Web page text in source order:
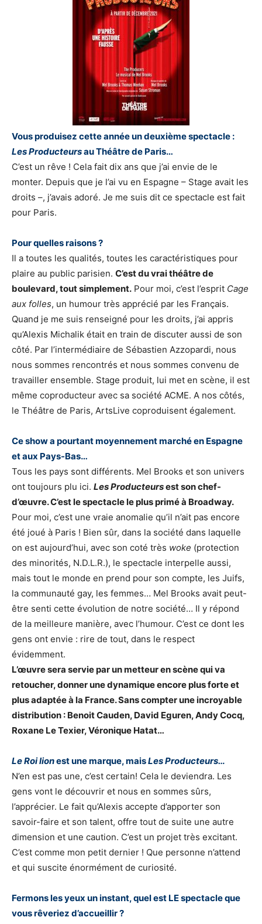
Vous produisez cette année un deuxième spectacle :
Les Producteursau Théâtre de Paris…
C’est un rêve ! Cela fait dix ans que j’ai envie de le
monter. Depuis que je l’ai vu en Espagne – Stage avait les
droits –, j’avais adoré. Je me suis dit ce spectacle est fait
pour Paris.
Pour quelles raisons ?
Il a toutes les qualités, toutes les caractéristiques pour
plaire au public parisien. C’est du vrai théâtre de
boulevard, tout simplement. Pour moi, c’est l’esprit Cage
aux folles, un humour très apprécié par les Français.
Quand je me suis renseigné pour les droits, j’ai appris
qu’Alexis Michalik était en train de discuter aussi de son
côté. Par l’intermédiaire de Sébastien Azzopardi, nous
nous sommes rencontrés et nous sommes convenu de
travailler ensemble. Stage produit, lui met en scène, il est
même coproducteur avec sa société ACME. A nos côtés,
le Théâtre de Paris, ArtsLive coproduisent également.
Ce show a pourtant moyennement marché en Espagne
et aux Pays-Bas…
Tous les pays sont différents. Mel Brooks et son univers
ont toujours plu ici. Les Producteursest son chef-
d’œuvre. C’est le spectacle le plus primé à Broadway.
Pour moi, c’est une vraie anomalie qu’il n’ait pas encore
été joué à Paris ! Bien sûr, dans la société dans laquelle
on est aujourd’hui, avec son coté très woke (protection
des minorités, N.D.L.R.), le spectacle interpelle aussi,
mais tout le monde en prend pour son compte, les Juifs,
la communauté gay, les femmes… Mel Brooks avait peut-
être senti cette évolution de notre société… Il y répond
de la meilleure manière, avec l’humour. C’est ce dont les
gens ont envie : rire de tout, dans le respect
évidemment.
L’œuvre sera servie par un metteur en scène qui va
retoucher, donner une dynamique encore plus forte et
plus adaptée à la France. Sans compter une incroyable
distribution : Benoit Cauden, David Eguren, Andy Cocq,
Roxane Le Texier, Véronique Hatat…
Le Roi lionest une marque, maisLes Producteurs…
N’en est pas une, c’est certain! Cela le deviendra. Les
gens vont le découvrir et nous en sommes sûrs,
l’apprécier. Le fait qu’Alexis accepte d’apporter son
savoir-faire et son talent, offre tout de suite une autre
dimension et une caution. C’est un projet très excitant.
C’est comme mon petit dernier ! Que personne n’attend
et qui suscite énormément de curiosité.
Fermons les yeux un instant, quel est LE spectacle que
vous rêveriez d’accueillir ?